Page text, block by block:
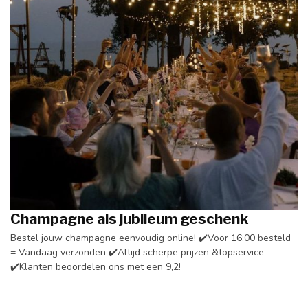
Champagne als jubileum geschenk
Bestel jouw champagne eenvoudig online! ✔️Voor 16:00 besteld
= Vandaag verzonden ✔️Altijd scherpe prijzen &topservice
✔️Klanten beoordelen ons met een 9,2!